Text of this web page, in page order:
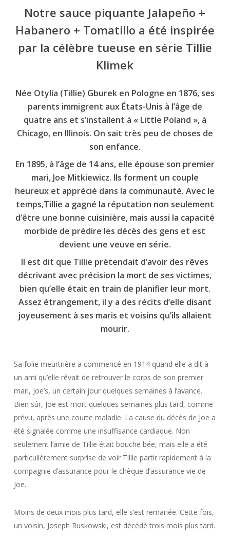
Notre sauce piquante Jalapeño +
Habanero + Tomatillo a été inspirée
par la célèbre tueuse en série Tillie
Klimek
Née Otylia (Tillie) Gburek en Pologne en 1876, ses
parents immigrent aux États-Unis à l’âge de
quatre ans et s’installent à « Little Poland », à
Chicago, en Illinois. On sait très peu de choses de
son enfance.
En 1895, à l’âge de 14 ans, elle épouse son premier
mari, Joe Mitkiewicz. Ils forment un couple
heureux et apprécié dans la communauté. Avec le
temps,Tillie a gagné la réputation non seulement
d’être une bonne cuisinière, mais aussi la capacité
morbide de prédire les décès des gens et est
devient une veuve en série.
Il est dit que Tillie prétendait d’avoir des rêves
décrivant avec précision la mort de ses victimes,
bien qu’elle était en train de planifier leur mort.
Assez étrangement, il y a des récits d’elle disant
joyeusement à ses maris et voisins qu’ils allaient
mourir.
Sa folie meurtrière a commencé en 1914 quand elle a dit à
un ami qu’elle rêvait de retrouver le corps de son premier
mari, Joe’s, un certain jour quelques semaines à l’avance.
Bien sûr, Joe est mort quelques semaines plus tard, comme
prévu, après une courte maladie. La cause du décès de Joe a
été signalée comme une insuffisance cardiaque. Non
seulement l’amie de Tillie était bouche bée, mais elle a été
particulièrement surprise de voir Tillie partir rapidement à la
compagnie d’assurance pour le chèque d’assurance vie de
Joe.
Moins de deux mois plus tard, elle s’est remariée. Cette fois,
un voisin, Joseph Ruskowski, est décédé trois mois plus tard.